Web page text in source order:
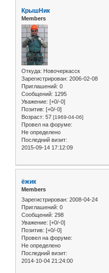
КрышНик
Members
Откуда: Новочеркасск
Зарегистрирован: 2006-02-08
Приглашений: 0
Сообщений: 1295
Уважение: [+0/-0]
Позитив: [+0/-0]
Возраст: 57 [1969-04-06]
Провел на форуме:
Не определено
Последний визит:
2015-09-14 17:12:09
ёжик
Members
Зарегистрирован: 2008-04-24
Приглашений: 0
Сообщений: 298
Уважение: [+0/-0]
Позитив: [+0/-0]
Провел на форуме:
Не определено
Последний визит:
2014-10-04 21:24:00